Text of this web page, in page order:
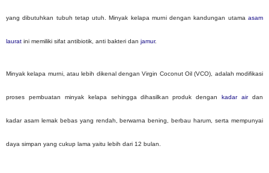
yang dibutuhkan tubuh tetap utuh. Minyak kelapa murni dengan kandungan utama asam
laurat ini memiliki sifat antibiotik, anti bakteri dan jamur.
Minyak kelapa murni, atau lebih dikenal dengan Virgin Coconut Oil (VCO), adalah modifikasi
proses pembuatan minyak kelapa sehingga dihasilkan produk dengankadar airdan
kadar asam lemak bebas yang rendah, berwarna bening, berbau harum, serta mempunyai
daya simpan yang cukup lama yaitu lebih dari 12 bulan.